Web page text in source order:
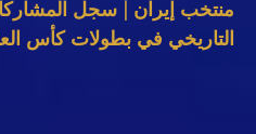
منتخب إيران | سجل
التاريخي في بطولات كأس